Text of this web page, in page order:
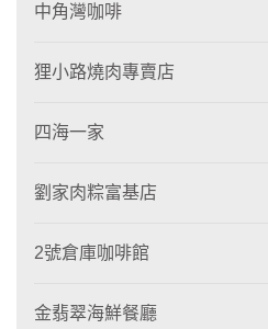
中角灣咖啡
狸小路燒肉專賣店
四海一家
劉家肉粽富基店
2號倉庫咖啡館
金翡翠海鮮餐廳